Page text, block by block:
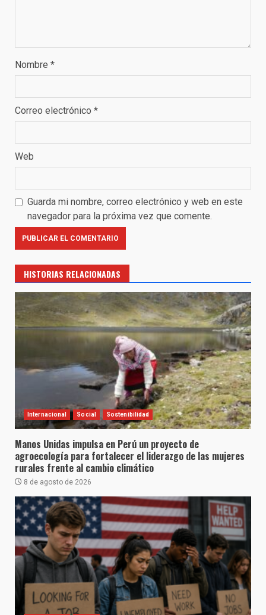
Nombre *
Correo electrónico *
Web
Guarda mi nombre, correo electrónico y web en este
navegador para la próxima vez que comente.
HISTORIAS RELACIONADAS
Internacional Social Sostenibilidad
Manos Unidas impulsa en Perú un proyecto de
agroecología para fortalecer el liderazgo de las mujeres
rurales frente al cambio climático
8 de agosto de 2026